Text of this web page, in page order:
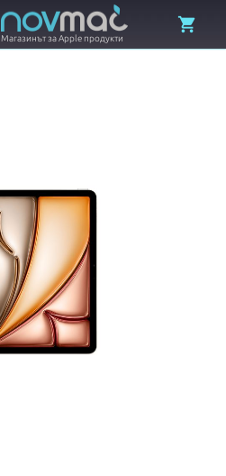
Магазинът за Apple продукти
